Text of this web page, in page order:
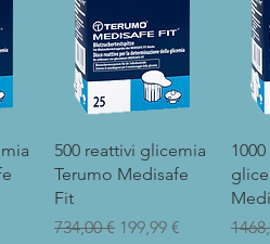
Vista rapida
500 reattivi glicemia
Terumo Medisafe
Fit
Prezzo regolare
734,00 € Prezzo scontato
199,99 €